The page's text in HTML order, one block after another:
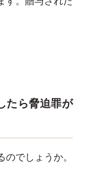
たら脅迫罪が
でしょうか。